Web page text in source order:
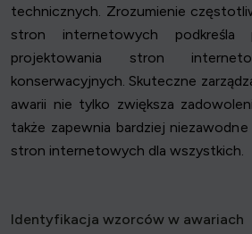
technicznych. Zrozumienie
stron internetowych podkreśla
projektowania stron
konserwacyjnych. Skuteczne
awarii nie tylko zwiększa
także zapewnia bardziej niezawodne
stron internetowych dla wszystkich.
Identyfikacja wzorców w awariach